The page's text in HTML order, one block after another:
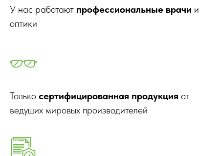
У нас работают профессиональные врачи и
оптики
Только сертифицированная продукция от
ведущих мировых производителей